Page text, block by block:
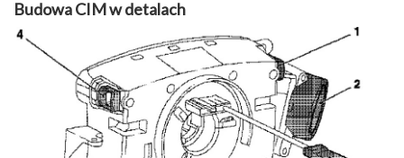
Budowa CIM w detalach